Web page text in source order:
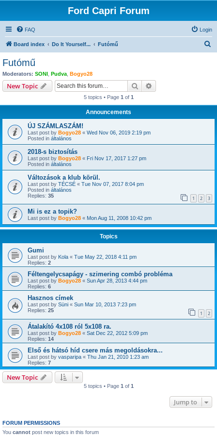
Ford Capri Forum
FAQ Login
Board index Do It Yourself... Futómű
Futómű
Moderators: SONI Pudva Bogyo28
New Topic Search
5 topics • Page 1 of 1
Announcements
ÚJ SZÁMLASZÁM!
Last post by Bogyo28 « Wed Nov 06, 2019 2:19 pm
Posted in általános
2018-s biztosítás
Last post by Bogyo28 « Fri Nov 17, 2017 1:27 pm
Posted in általános
Változások a klub körül.
Last post by TÉCSÉ « Tue Nov 07, 2017 8:04 pm
Posted in általános
Replies: 35 1 2 3
Mi is ez a topik?
Last post by Bogyo28 « Mon Aug 11, 2008 10:42 pm
Topics
Gumi
Last post by Kola « Tue May 22, 2018 4:11 pm
Replies: 2
Féltengelycsapágy - szimering combó probléma
Last post by Bogyo28 « Sun Apr 28, 2013 4:44 pm
Replies: 6
Hasznos címek
Last post by Süni « Sun Mar 10, 2013 7:23 pm
Replies: 25 1 2
Átalakító 4x108 ról 5x108 ra.
Last post by Bogyo28 « Sat Dec 22, 2012 5:09 pm
Replies: 14
Első és hátsó híd csere más megoldásokra...
Last post by vasparipa « Thu Jan 21, 2010 1:23 am
Replies: 7
New Topic
5 topics • Page 1 of 1
Jump to
FORUM PERMISSIONS
You cannot post new topics in this forum